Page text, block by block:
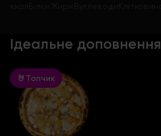
Ідеальне доповнення
🤘Топчик